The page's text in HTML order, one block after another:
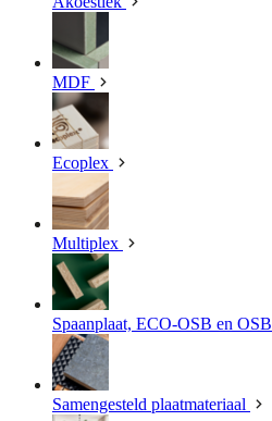
MDF
Ecoplex
Multiplex
Spaanplaat, ECO-OSB en OSB
Samengesteld plaatmateriaal